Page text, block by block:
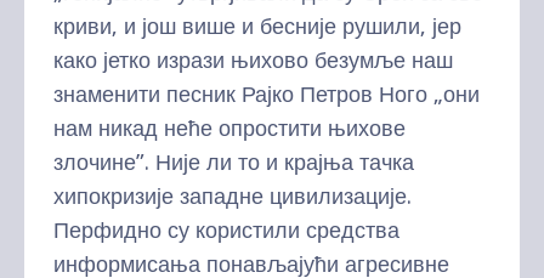
криви, и још више и бесније рушили, јер
како јетко изрази њихово безумље наш
знаменити песник Рајко Петров Ного „они
нам никад неће опростити њихове
злочине”. Није ли то и крајња тачка
хипокризије западне цивилизације.
Перфидно су користили средства
информисања понављајући агресивне